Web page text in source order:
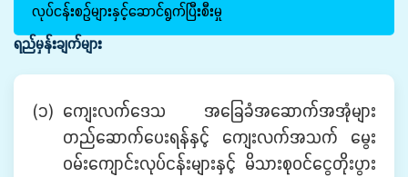
လုပ်ငန်းစဉ်များနှင့်ဆောင်ရွက်ပြီးစီးမှု
ရည်မှန်းချက်များ
(၁) ကျေးလက်ဒေသ အခြေခံအဆောက်အအုံများ
တည်ဆောက်ပေးရန်နှင့် ကျေးလက်အသက် မွေး
ဝမ်းကျောင်းလုပ်ငန်းများနှင့် မိသားစုဝင်ငွေတိုးပွား